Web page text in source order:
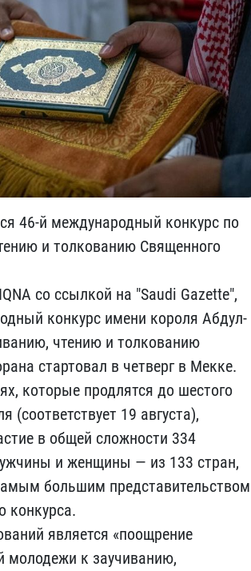
46-й международный конкурс по
и толкованию Священного
со ссылкой на "Saudi Gazette",
конкурс имени короля Абдул-
чтению и толкованию
стартовал в четверг в Мекке.
которые продлятся до шестого
(соответствует 19 августа),
в общей сложности 334
и женщины — из 133 стран,
большим представительством
конкурса.
является «поощрение
молодежи к заучиванию,